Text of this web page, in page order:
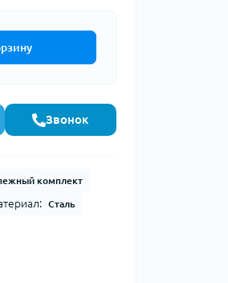
Звонок
комплект
Сталь